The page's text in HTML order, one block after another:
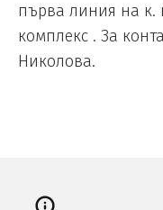
първа линия на к.
комплекс . За
Николова.